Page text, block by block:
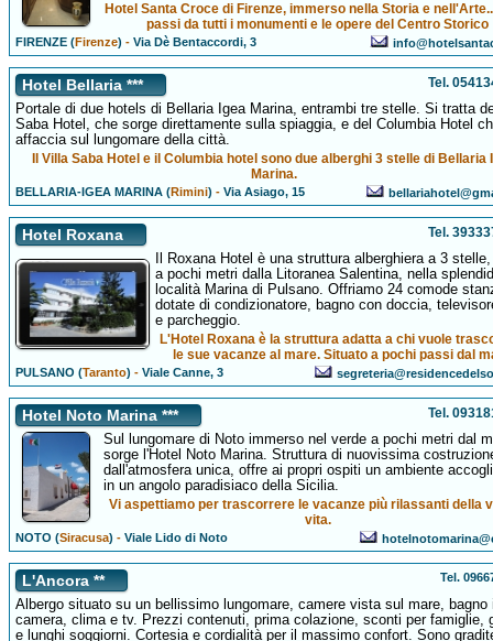
Hotel Santa Croce di Firenze, immerso nella Storia e
passi da tutti i monumenti e le opere del Centro Storico
FIRENZE (Firenze) -Via Dè Bentaccordi, 3
Hotel Bellaria *** Tel.
Portale di due hotels di Bellaria Igea Marina, entrambi tre stelle. Si tratta
Saba Hotel, che sorge direttamente sulla spiaggia, e del Columbia Hotel
affaccia sul lungomare della città.
Il Villa Saba Hotel e il Columbia hotel sono due alberghi 3 stelle di Bellaria
Marina.
BELLARIA-IGEA MARINA (Rimini) -Via Asiago, 15
Hotel Roxana Tel.
Il Roxana Hotel è una struttura alberghiera a 3
a pochi metri dalla Litoranea Salentina, nella
località Marina di Pulsano. Offriamo 24 comode
dotate di condizionatore, bagno con doccia,
e parcheggio.
L'Hotel Roxana è la struttura adatta a chi vuole
le sue vacanze al mare. Situato a pochi passi dal
PULSANO (Taranto) -Viale Canne, 3
Hotel Noto Marina *** Tel.
Sul lungomare di Noto immerso nel verde a pochi metri dal
sorge l'Hotel Noto Marina. Struttura di nuovissima
dall'atmosfera unica, offre ai propri ospiti un ambiente
in un angolo paradisiaco della Sicilia.
Vi aspettiamo per trascorrere le vacanze più rilassanti della
vita.
NOTO (Siracusa) -Viale Lido di Noto
L'Ancora ** Tel.
Albergo situato su un bellissimo lungomare, camere vista sul mare, bagno
camera, clima e tv. Prezzi contenuti, prima colazione, sconti per famiglie,
e lunghi soggiorni. Cortesia e cordialità per il massimo confort. Sono